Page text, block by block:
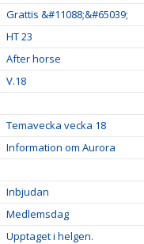
Grattis &#11088;&#65039;
HT 23
After horse
V.18
Temavecka vecka 18
Information om Aurora
Inbjudan
Medlemsdag
Upptaget i helgen.